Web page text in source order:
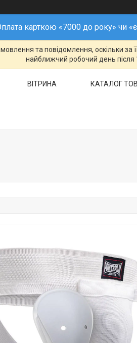
карткою «7000 до року» чи
та повідомлення, оскільки
найближчий робочий день після
ВІТРИНА КАТАЛОГ